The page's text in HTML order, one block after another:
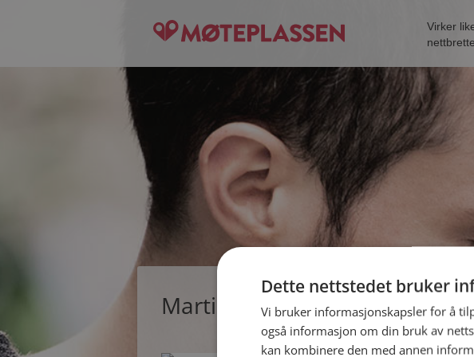
Virker
Martin, single mann fra
Dette nettstedet bruker
Vi bruker informasjonskapsler for å
også informasjon om din bruk av
kan kombinere den med annen